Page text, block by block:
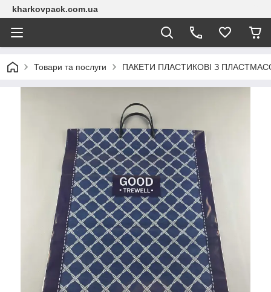
kharkovpack.com.ua
Товари та послуги ПАКЕТИ ПЛАСТИКОВІ З